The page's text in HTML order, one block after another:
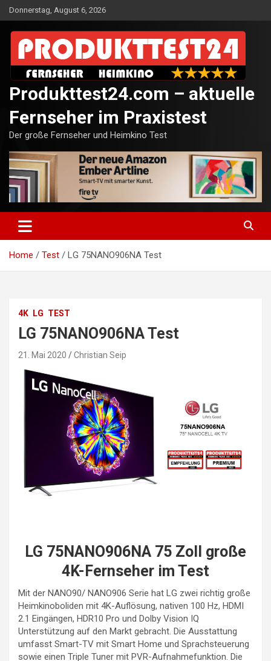
Skip
to
content
Donnerstag, August 6, 2026
Produkttest24.com – aktuelle
Fernseher im Praxistest
Der große Fernseher und Heimkino Test
Home Test LG 75NANO906NA Test
4K LG TEST
LG 75NANO906NA Test
21. Mai 2020 Christian Seip
LG 75NANO906NA 75 Zoll große
4K-Fernseher im Test
Mit der NANO90/ NANO906 Serie hat LG zwei richtig große
Heimkinoboliden mit 4K-Auflösung, nativen 100 Hz, HDMI
2.1 Eingängen, HDR10 Pro und Dolby Vision IQ
Unterstützung auf den Markt gebracht. Die Ausstattung
umfasst Smart-TV mit Smart Home und Sprachsteuerung
sowie einen Triple Tuner mit PVR-Aufnahmefunktion. Die